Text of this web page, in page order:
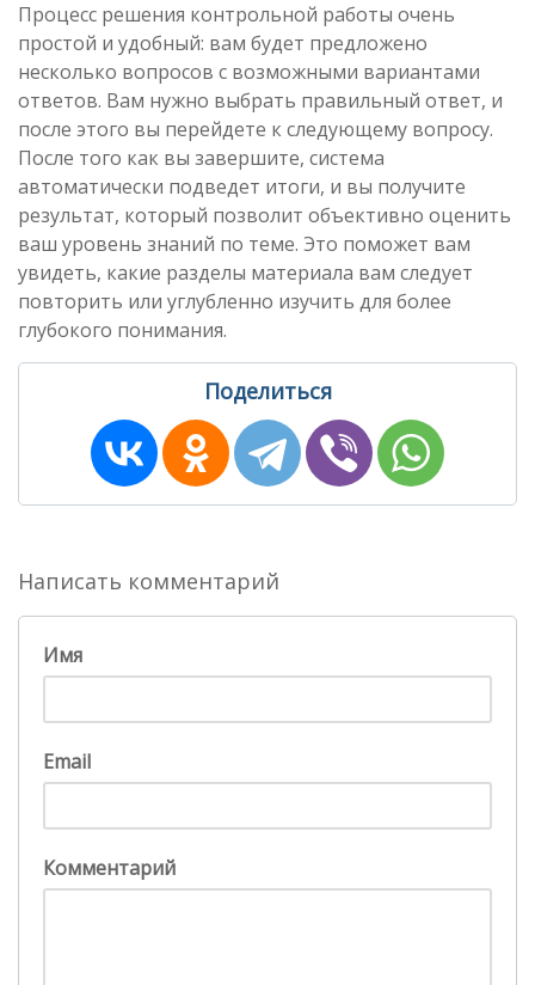
Процесс решения контрольной работы очень
простой и удобный: вам будет предложено
несколько вопросов с возможными вариантами
ответов. Вам нужно выбрать правильный ответ, и
после этого вы перейдете к следующему вопросу.
После того как вы завершите, система
автоматически подведет итоги, и вы получите
результат, который позволит объективно оценить
ваш уровень знаний по теме. Это поможет вам
увидеть, какие разделы материала вам следует
повторить или углубленно изучить для более
глубокого понимания.
Поделиться
Написать комментарий
Имя
Email
Комментарий